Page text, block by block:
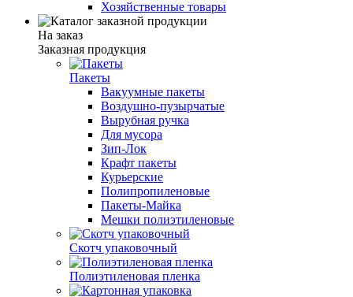
Хозяйственные товары
На заказ
Заказная продукция
Пакеты
Вакуумные пакеты
Воздушно-пузырчатые
Вырубная ручка
Для мусора
Зип-Лок
Крафт пакеты
Курьерские
Полипропиленовые
Пакеты-Майка
Мешки полиэтиленовые
Скотч упаковочный
Полиэтиленовая пленка